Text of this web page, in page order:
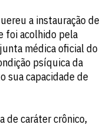
a instauração de
foi acolhido pela
médica oficial do
psíquica da
sua capacidade de
de caráter crônico,